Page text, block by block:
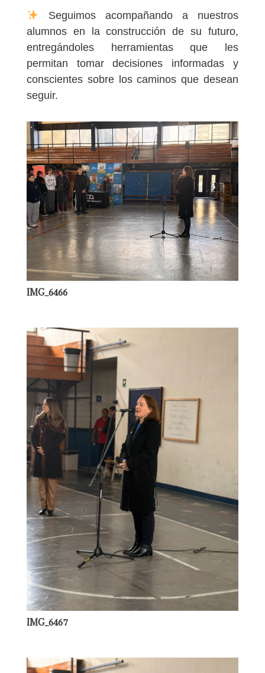
Seguimos acompañando a nuestros
alumnos en la construcción de su futuro,
entregándoles herramientas que les
permitan tomar decisiones informadas y
conscientes sobre los caminos que desean
seguir.
IMG_6466
IMG_6467